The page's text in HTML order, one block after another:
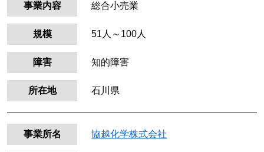
事業内容 総合小売業
規模 51人～100人
障害 知的障害
所在地 石川県
事業所名 協越化学株式会社